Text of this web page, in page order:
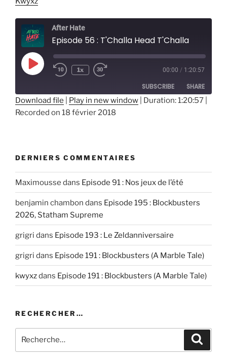
After Hate
Episode 56 : T'Challa Head T'Challa
Play
Episode
1x 00:00 / 1:20:57
SUBSCRIBE SHARE
SHARE
EMBED
Download file Play in new window Duration: 1:20:57
Recorded on 18 février 2018
DERNIERS COMMENTAIRES
Maximousse dans Episode 91 : Nos jeux de l’été
benjamin chambon dans Episode 195 : Blockbusters
2026, Statham Supreme
grigri dans Episode 193 : Le Zeldanniversaire
grigri dans Episode 191 : Blockbusters (A Marble Tale)
kwyxzdans Episode 191 : Blockbusters (A Marble Tale)
RECHERCHER…
pour